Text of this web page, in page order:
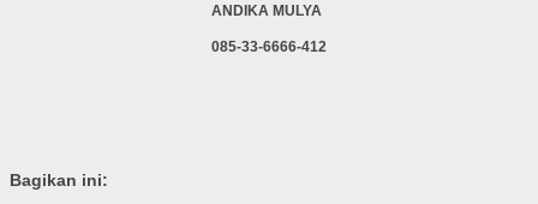
ANDIKA MULYA
085-33-6666-412
Bagikan ini: